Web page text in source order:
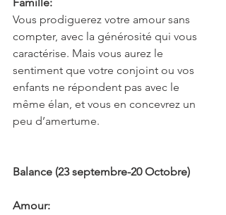
Vous prodiguerez votre amour sans
compter, avec la générosité qui vous
caractérise. Mais vous aurez le
sentiment que votre conjoint ou vos
enfants ne répondent pas avec le
même élan, et vous en concevrez un
peu d’amertume.
Balance (23 septembre-20 Octobre)
Amour: